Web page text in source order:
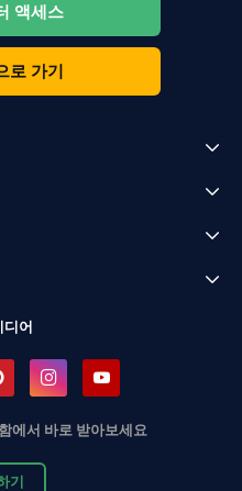
액세스
로 가기
디어
에서 바로 받아보세요
기